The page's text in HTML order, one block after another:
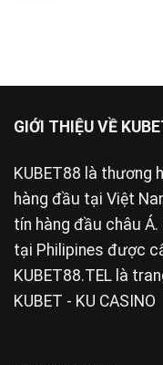
GIỚI THIỆU VỀ
KUBET88 là thương
hàng đầu tại Việt
tín hàng đầu châu
tại Philipines được
KUBET88.TEL là
KUBET - KU CASINO